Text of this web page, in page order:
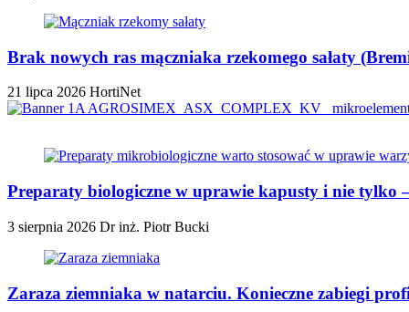
Brak nowych ras mączniaka rzekomego sałaty
21 lipca 2026 HortiNet
Preparaty biologiczne w uprawie kapusty i nie tylko
3 sierpnia 2026 Dr inż. Piotr Bucki
Zaraza ziemniaka w natarciu. Konieczne zabiegi